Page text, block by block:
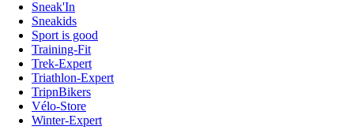
Sneak'In
Sneakids
Sport is good
Training-Fit
Trek-Expert
Triathlon-Expert
TripnBikers
Vélo-Store
Winter-Expert